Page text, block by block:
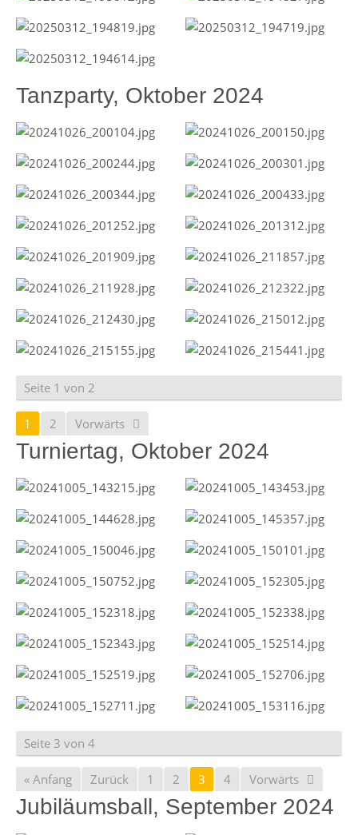
Tanzparty, Oktober 2024
Seite 1 von 2
1 2 Vorwärts
Turniertag, Oktober 2024
Seite 3 von 4
« Anfang Zurück 1 2 3 4 Vorwärts
Jubiläumsball, September 2024